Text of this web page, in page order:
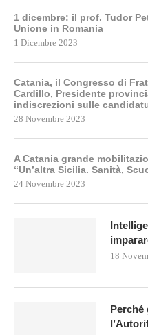
1 dicembre: il prof. Tudor
Unione in Romania
1 Dicembre 2023
Catania, il Congresso di
Cardillo, Presidente
indiscrezioni sulle
28 Novembre 2023
A Catania grande
“Un’altra Sicilia. Sanità,
24 Novembre 2023
18